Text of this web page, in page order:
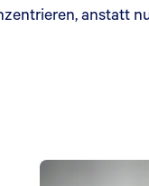
anstatt